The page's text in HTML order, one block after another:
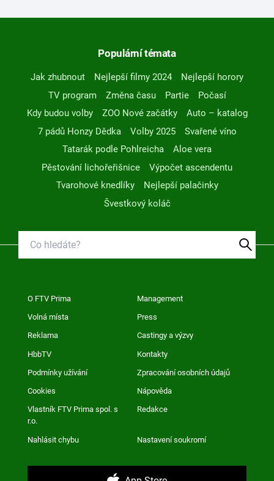
Populární témata
Jak zhubnout Nejlepší filmy 2024
Nejlepší horory
TV program
Změna času Partie
Počasí
Kdy budou volby
ZOO Nové začátky
Auto – katalog
7 pádů Honzy Dědka
Volby 2025
Svařené víno
Tatarák podle Pohlreicha
Aloe vera
Pěstování lichořeřišnice
Výpočet ascendentu
Tvarohové knedlíky
Nejlepší palačinky
Švestkový koláč
O FTV Prima Management
Volná místa Press
Reklama Castingy a výzvy
HbbTV Kontakty
Podmínky užívání Zpracování osobních údajů
Cookies Nápověda
Vlastník FTV Prima spol. s
r.o.
Redakce
Nahlásit chybu Nastavení soukromí